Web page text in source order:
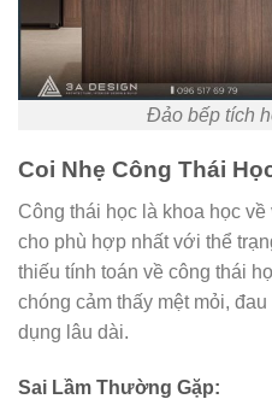
Đảo bếp tích
Coi Nhẹ Công Thái
Công thái học là khoa học
cho phù hợp nhất với thể
thiếu tính toán về công thái
chóng cảm thấy mệt mỏi,
dụng lâu dài.
Sai Lầm Thường Gặp: